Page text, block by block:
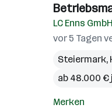
LC Enns GmbH
vor 5 Tagen
Steiermark,
ab 48.000 €
Merken